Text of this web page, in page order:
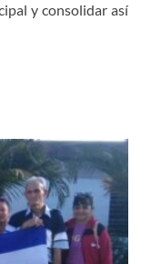
y consolidar así